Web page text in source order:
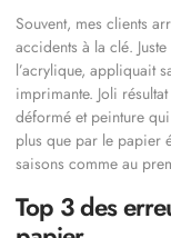
Souvent, mes clients
accidents à la clé.
l’acrylique, appliquait
imprimante. Joli
déformé et peinture
plus que par le papier
saisons comme au
Top 3 des